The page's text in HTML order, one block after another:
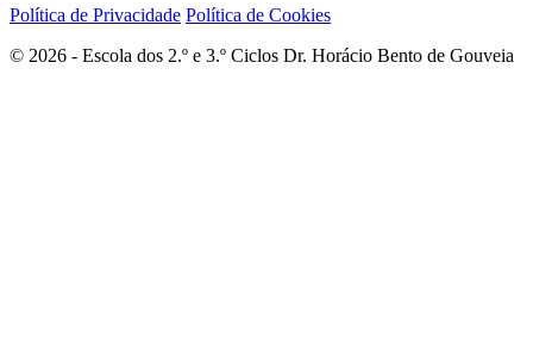
Política de Privacidade Política de Cookies
© 2026 - Escola dos 2.º e 3.º Ciclos Dr. Horácio Bento de Gouveia